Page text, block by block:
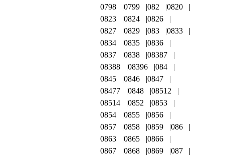
0798
0799 082
0820
0823
0824
0826
0827
0829 083
0833
0834
0835
0836
0837
0838
08387
08388
08396
084
0845
0846
0847
08477
0848
08512
08514
0852
0853
0854
0855
0856
0857
0858 0859
086
0863
0865
0866
0867
0868 0869
087